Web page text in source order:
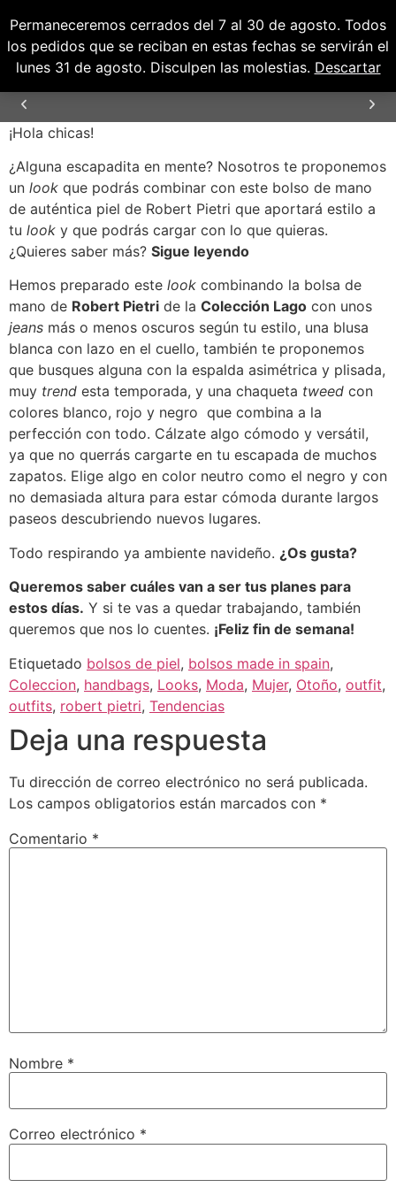
Permaneceremos cerrados del 7 al 30 de agosto. Todos
los pedidos que se reciban en estas fechas se servirán el
lunes 31 de agosto. Disculpen las molestias. Descartar
0,00€
0
ENVÍOS GRATUITOS PARA PENÍNSULA Y
¡Hola chicas!
¿Alguna escapadita en mente? Nosotros te proponemos
un look que podrás combinar con este bolso de mano
de auténtica piel de Robert Pietri que aportará estilo a
tu look y que podrás cargar con lo que quieras.
¿Quieres saber más? Sigue leyendo
Hemos preparado este look combinando la bolsa de
mano de Robert Pietri de la Colección Lago con unos
jeans más o menos oscuros según tu estilo, una blusa
blanca con lazo en el cuello, también te proponemos
que busques alguna con la espalda asimétrica y plisada,
muy trend esta temporada, y una chaqueta tweed con
colores blanco, rojo y negro que combina a la
perfección con todo. Cálzate algo cómodo y versátil,
ya que no querrás cargarte en tu escapada de muchos
zapatos. Elige algo en color neutro como el negro y con
no demasiada altura para estar cómoda durante largos
paseos descubriendo nuevos lugares.
Todo respirando ya ambiente navideño. ¿Os gusta?
Queremos saber cuáles van a ser tus planes para
estos días. Y si te vas a quedar trabajando, también
queremos que nos lo cuentes. ¡Feliz fin de semana!
Etiquetado bolsos de piel, bolsos made in spain,
Coleccion, handbags, Looks, Moda, Mujer, Otoño, outfit,
outfits, robert pietri, Tendencias
Deja una respuesta
Tu dirección de correo electrónico no será publicada.
Los campos obligatorios están marcados con *
Comentario *
Nombre *
Correo electrónico *